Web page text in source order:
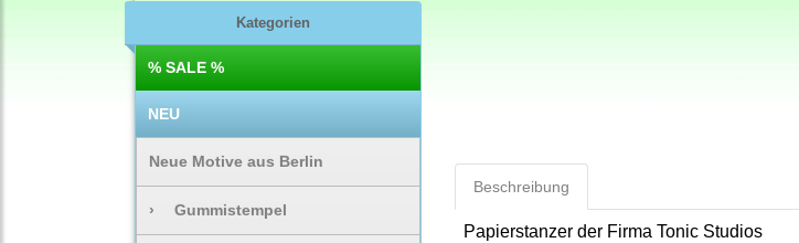
Kategorien
% SALE %
NEU
Neue Motive aus Berlin
› Gummistempel
Beschreibung
Papierstanzer der Firma Tonic Studios